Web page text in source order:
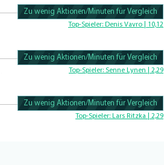
100.46728971963% Complete
Zu wenig Aktionen/Minuten für Vergleich
Top-Spieler: Denis Vavro | 10,12
100.43859649123% Complete
Zu wenig Aktionen/Minuten für Vergleich
Top-Spieler: Senne Lynen | 2,29
100.40650406504% Complete
Zu wenig Aktionen/Minuten für Vergleich
Top-Spieler: Lars Ritzka | 2,29